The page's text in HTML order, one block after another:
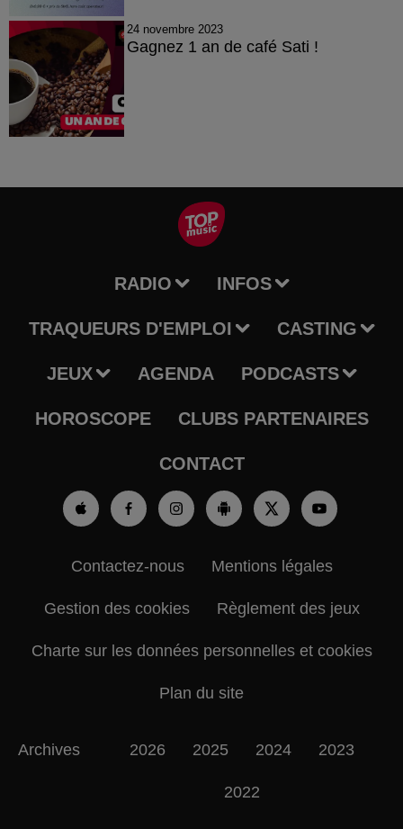
24 novembre 2023
Gagnez 1 an de café Sati !
RADIO INFOS
TRAQUEURS D'EMPLOI CASTING
JEUX AGENDA PODCASTS
HOROSCOPE CLUBS PARTENAIRES
CONTACT
Contactez-nous Mentions légales
Gestion des cookies Règlement des jeux
Charte sur les données personnelles et cookies
Plan du site
Archives 2026 2025 2024 2023
2022